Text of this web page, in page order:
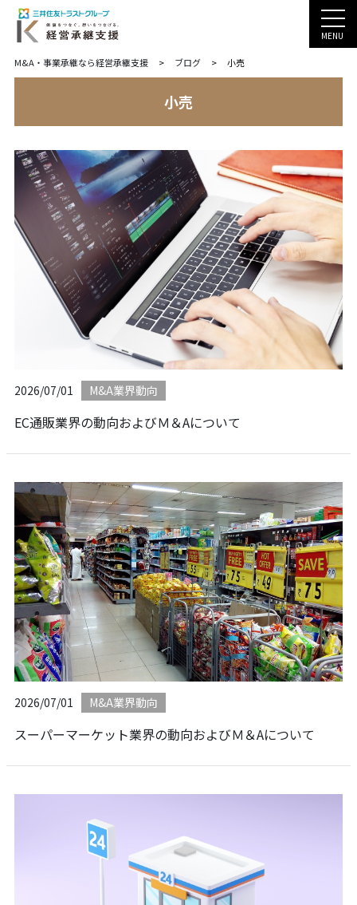
MENU
M&A・事業承継なら経営承継支援 > ブログ > 小売
小売
2026/07/01 M&A業界動向
EC通販業界の動向およびＭ＆Aについて
2026/07/01 M&A業界動向
スーパーマーケット業界の動向およびＭ＆Aについて